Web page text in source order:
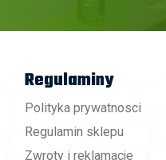
Regulaminy
Polityka prywatnosci
Regulamin sklepu
Zwroty i reklamacje